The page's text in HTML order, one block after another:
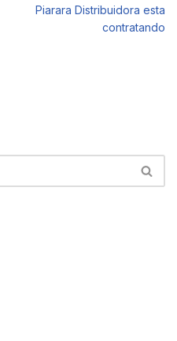
Piarara Distribuidora esta
contratando